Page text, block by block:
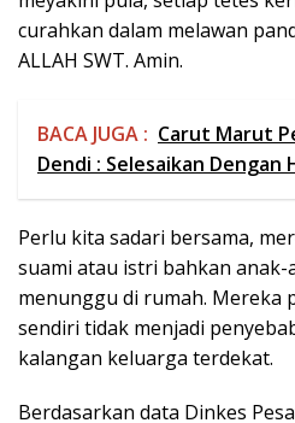
curahkan dalam melawan
ALLAH SWT. Amin.
BACA JUGA : Carut Marut
Dendi : Selesaikan Dengan
Perlu kita sadari bersama,
suami atau istri bahkan anak-
menunggu di rumah. Mereka
sendiri tidak menjadi
kalangan keluarga terdekat.
Berdasarkan data Dinkes